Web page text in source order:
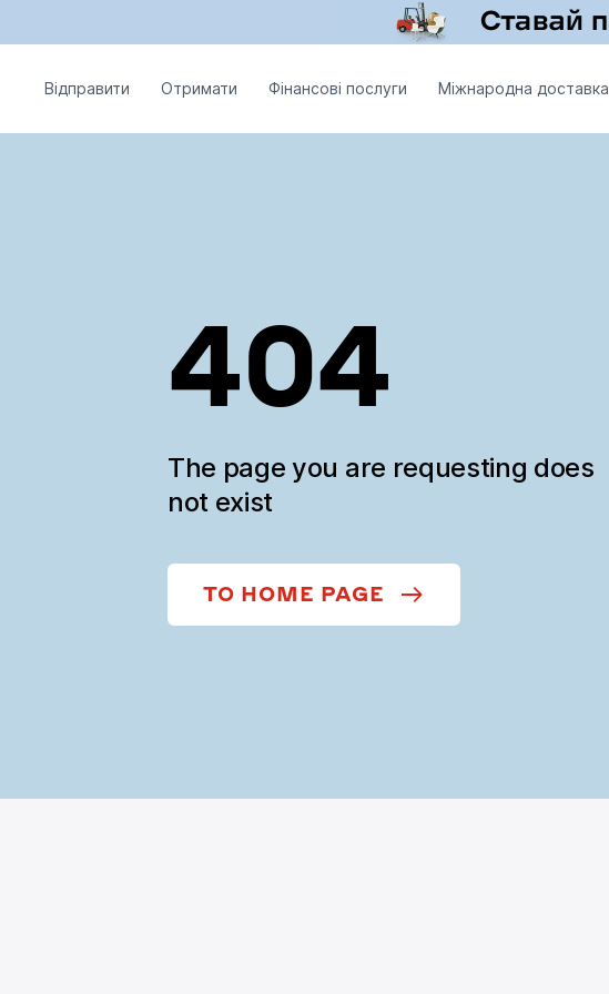
Відправити Отримати Фінансові послуги Міжнародна доставка
404
The page you are requesting does
not exist
TO HOME PAGE